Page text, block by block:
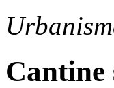
Cantine